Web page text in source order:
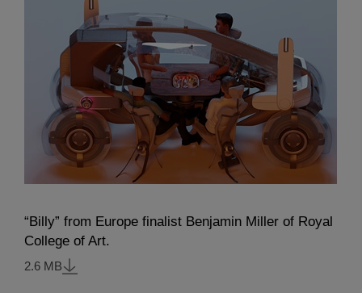
“Billy” from Europe finalist Benjamin Miller of Royal
College of Art.
2.6 MB